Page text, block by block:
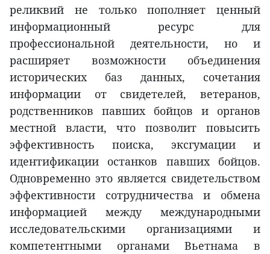
реликвий не только пополняет ценный
информационный ресурс для
профессиональной деятельности, но и
расширяет возможности объединения
исторических баз данных, сочетания
информации от свидетелей, ветеранов,
родственников павших бойцов и органов
местной власти, что позволит повысить
эффективность поиска, эксгумации и
идентификации останков павших бойцов.
Одновременно это является свидетельством
эффективности сотрудничества и обмена
информацией между международными
исследовательскими организациями и
компетентными органами Вьетнама в